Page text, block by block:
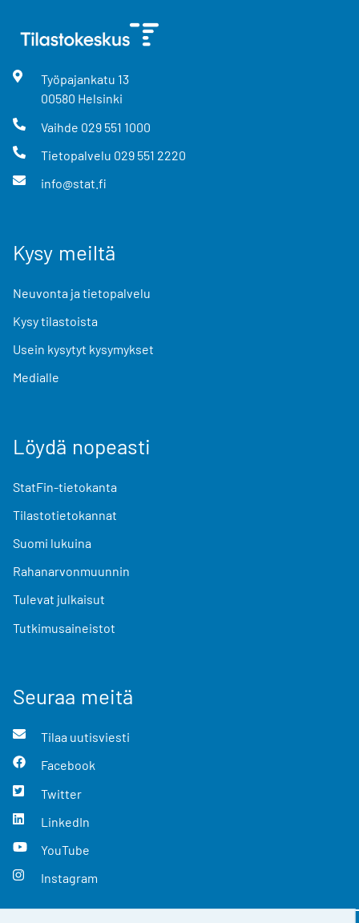
Työpajankatu 13
00580 Helsinki
Vaihde 029 551 1000
Tietopalvelu 029 551 2220
info@stat.fi
Kysy meiltä
Neuvonta ja tietopalvelu
Kysy tilastoista
Usein kysytyt kysymykset
Medialle
Löydä nopeasti
StatFin-tietokanta
Tilastotietokannat
Suomi lukuina
Rahanarvonmuunnin
Tulevat julkaisut
Tutkimusaineistot
Seuraa meitä
Tilaa uutisviesti
Facebook
Twitter
LinkedIn
YouTube
Instagram